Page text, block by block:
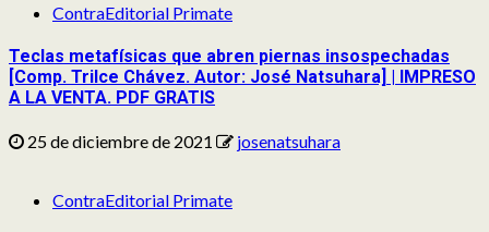
ContraEditorial Primate
Teclas metafísicas que abren piernas insospechadas
[Comp. Trilce Chávez. Autor: José Natsuhara] | IMPRESO
A LA VENTA. PDF GRATIS
25 de diciembre de 2021 josenatsuhara
ContraEditorial Primate